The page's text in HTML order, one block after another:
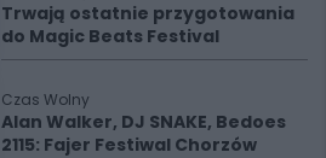
Trwają ostatnie przygotowania
do Magic Beats Festival
Czas Wolny
Alan Walker, DJ SNAKE, Bedoes
2115: Fajer Festiwal Chorzów